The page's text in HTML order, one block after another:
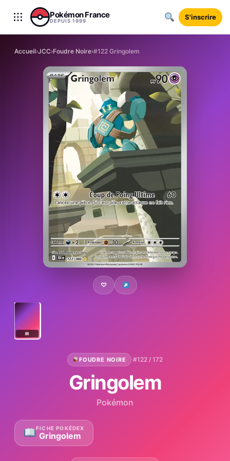
Aller au contenu
Pokémon France
DEPUIS 1999 S'inscrire
Accueil›JCC›Foudre Noire›#122 Gringolem
♡
IR
FOUDRE NOIRE ·#122 / 172
Gringolem
Pokémon
FICHE POKÉDEX
Gringolem